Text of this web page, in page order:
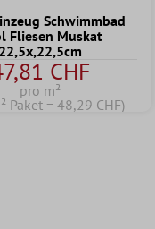
Schwimmbad
Fliesen Muskat
CHF
pro m²
Paket = 48,29 CHF)